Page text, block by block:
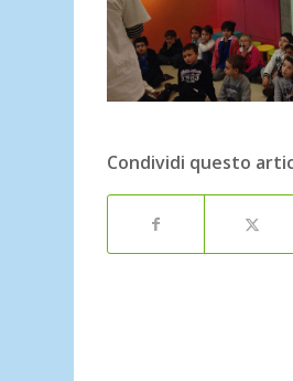
Condividi questo